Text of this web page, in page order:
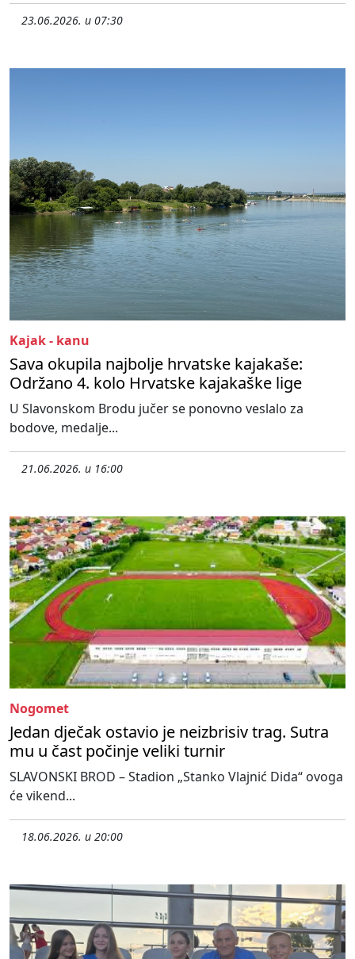
23.06.2026. u 07:30
Kajak - kanu
Sava okupila najbolje hrvatske kajakaše:
Održano 4. kolo Hrvatske kajakaške lige
U Slavonskom Brodu jučer se ponovno veslalo za
bodove, medalje...
21.06.2026. u 16:00
Nogomet
Jedan dječak ostavio je neizbrisiv trag. Sutra
mu u čast počinje veliki turnir
SLAVONSKI BROD – Stadion „Stanko Vlajnić Dida“ ovoga
će vikend...
18.06.2026. u 20:00